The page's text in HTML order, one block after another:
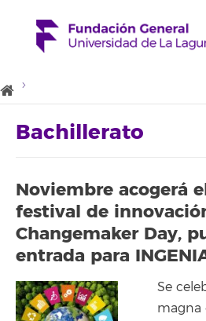
Bachillerato
Noviembre acogerá
festival de
Changemaker Day,
entrada para
Se
magna